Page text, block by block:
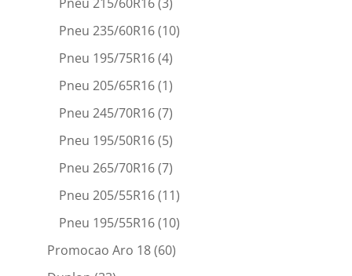
Pneu 235/60R16(10)
Pneu 195/75R16(4)
Pneu 205/65R16(1)
Pneu 245/70R16(7)
Pneu 195/50R16(5)
Pneu 265/70R16(7)
Pneu 205/55R16(11)
Pneu 195/55R16(10)
Promocao Aro 18(60)